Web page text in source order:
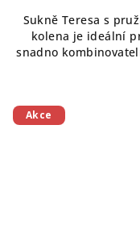
Sukně Teresa s
kolena je ideální
snadno
Akce